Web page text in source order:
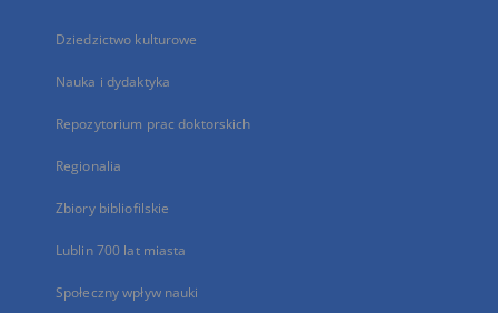
Dziedzictwo kulturowe
Nauka i dydaktyka
Repozytorium prac doktorskich
Regionalia
Zbiory bibliofilskie
Lublin 700 lat miasta
Społeczny wpływ nauki